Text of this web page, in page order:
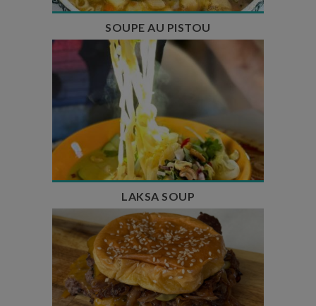
SOUPE AU PISTOU
Temps de préparation : 40 min
Temps de cuisson : 25 min
Nombre de couverts : 4
LAKSA SOUP
Temps de préparation : 20 min
Temps de cuisson : 5 à 10 min